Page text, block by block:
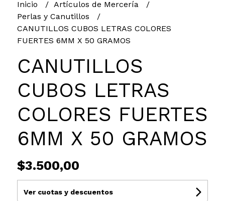
Inicio
Artículos de Mercería
Perlas y Canutillos
CANUTILLOS CUBOS LETRAS COLORES
FUERTES 6MM X 50 GRAMOS
CANUTILLOS
CUBOS LETRAS
COLORES FUERTES
6MM X 50 GRAMOS
$3.500,00
Ver cuotas y descuentos